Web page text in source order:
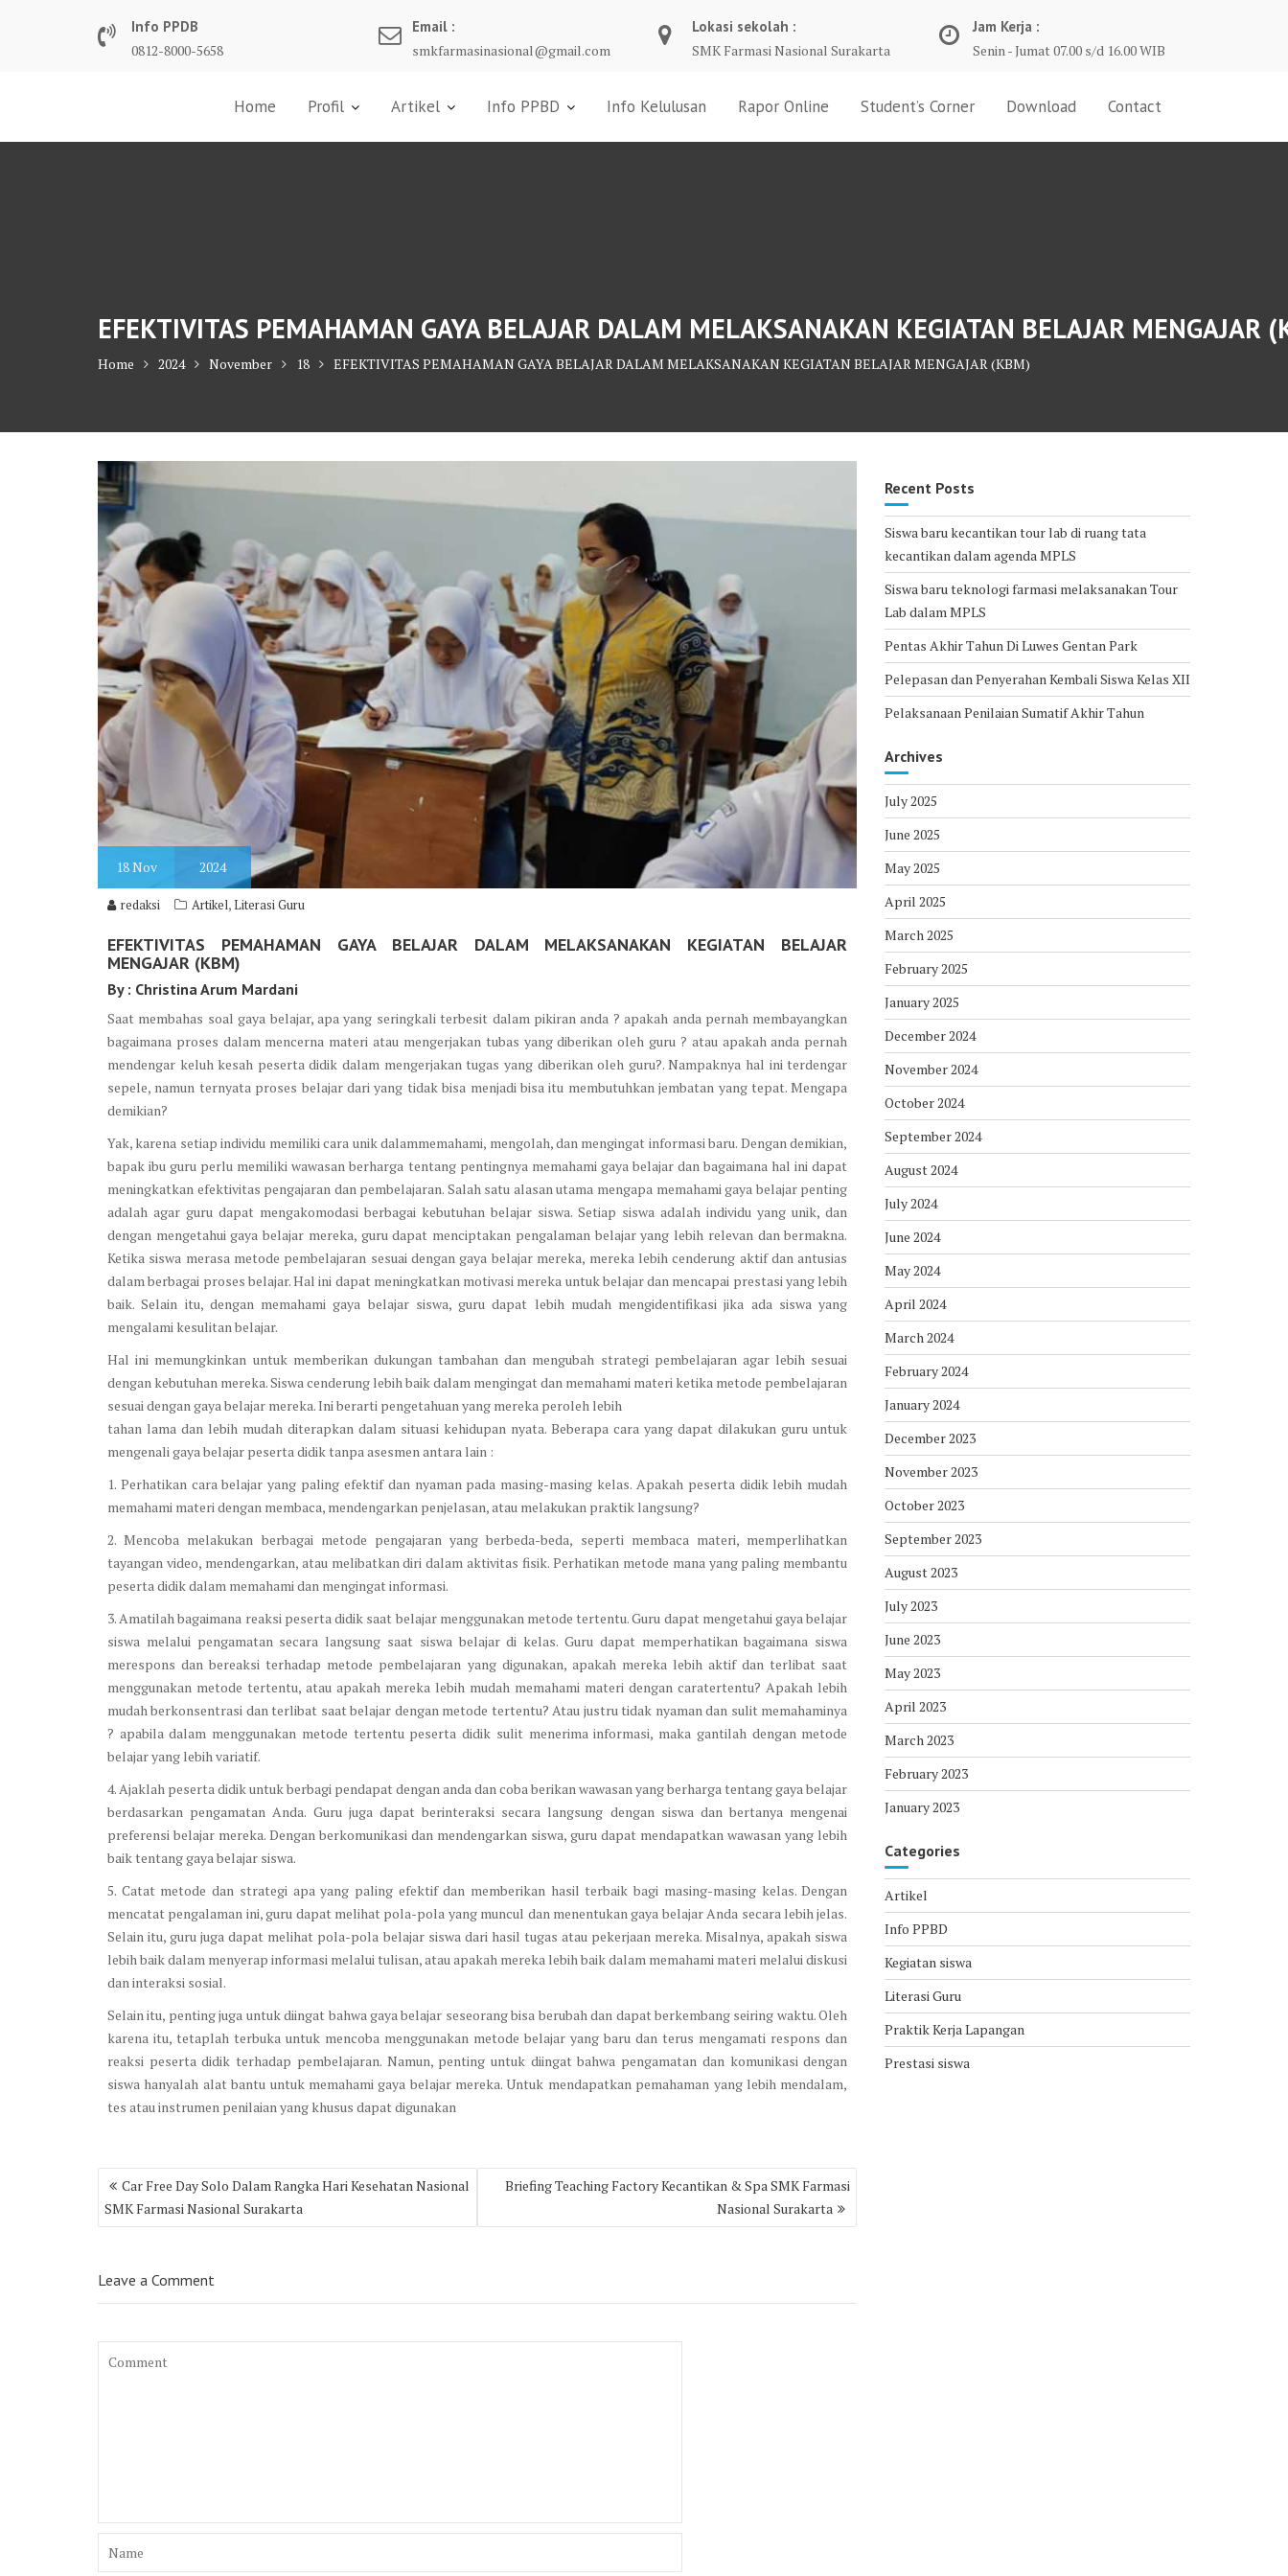
Info PPDB
0812-8000-5658
Email :
smkfarmasinasional@gmail.com
Lokasi sekolah :
SMK Farmasi Nasional Surakarta
Jam Kerja :
Senin - Jumat 07.00 s/d 16.00 WIB
Home Profil Artikel Info PPBD Info Kelulusan Rapor Online Student’s Corner Download Contact
EFEKTIVITAS PEMAHAMAN GAYA BELAJAR DALAM MELAKSANAKAN KEGIATAN BELAJAR MENGAJAR
Home 2024 November 18 EFEKTIVITAS PEMAHAMAN GAYA BELAJAR DALAM MELAKSANAKAN KEGIATAN BELAJAR MENGAJAR (KBM)
18Nov 2024
redaksi Artikel,Literasi Guru
EFEKTIVITAS PEMAHAMAN GAYA BELAJAR DALAM MELAKSANAKAN KEGIATAN BELAJAR
MENGAJAR (KBM)
By : Christina Arum Mardani
Saat membahas soal gaya belajar, apa yang seringkali terbesit dalam pikiran anda ? apakah anda pernah membayangkan
bagaimana proses dalam mencerna materi atau mengerjakan tubas yang diberikan oleh guru ? atau apakah anda pernah
mendengar keluh kesah peserta didik dalam mengerjakan tugas yang diberikan oleh guru?. Nampaknya hal ini terdengar
sepele, namun ternyata proses belajar dari yang tidak bisa menjadi bisa itu membutuhkan jembatan yang tepat. Mengapa
demikian?
Yak, karena setiap individu memiliki cara unik dalammemahami, mengolah, dan mengingat informasi baru. Dengan demikian,
bapak ibu guru perlu memiliki wawasan berharga tentang pentingnya memahami gaya belajar dan bagaimana hal ini dapat
meningkatkan efektivitas pengajaran dan pembelajaran. Salah satu alasan utama mengapa memahami gaya belajar penting
adalah agar guru dapat mengakomodasi berbagai kebutuhan belajar siswa. Setiap siswa adalah individu yang unik, dan
dengan mengetahui gaya belajar mereka, guru dapat menciptakan pengalaman belajar yang lebih relevan dan bermakna.
Ketika siswa merasa metode pembelajaran sesuai dengan gaya belajar mereka, mereka lebih cenderung aktif dan antusias
dalam berbagai proses belajar. Hal ini dapat meningkatkan motivasi mereka untuk belajar dan mencapai prestasi yang lebih
baik. Selain itu, dengan memahami gaya belajar siswa, guru dapat lebih mudah mengidentifikasi jika ada siswa yang
mengalami kesulitan belajar.
Hal ini memungkinkan untuk memberikan dukungan tambahan dan mengubah strategi pembelajaran agar lebih sesuai
dengan kebutuhan mereka. Siswa cenderung lebih baik dalam mengingat dan memahami materi ketika metode pembelajaran
sesuai dengan gaya belajar mereka. Ini berarti pengetahuan yang mereka peroleh lebih
tahan lama dan lebih mudah diterapkan dalam situasi kehidupan nyata. Beberapa cara yang dapat dilakukan guru untuk
mengenali gaya belajar peserta didik tanpa asesmen antara lain :
1. Perhatikan cara belajar yang paling efektif dan nyaman pada masing-masing kelas. Apakah peserta didik lebih mudah
memahami materi dengan membaca, mendengarkan penjelasan, atau melakukan praktik langsung?
2. Mencoba melakukan berbagai metode pengajaran yang berbeda-beda, seperti membaca materi, memperlihatkan
tayangan video, mendengarkan, atau melibatkan diri dalam aktivitas fisik. Perhatikan metode mana yang paling membantu
peserta didik dalam memahami dan mengingat informasi.
3. Amatilah bagaimana reaksi peserta didik saat belajar menggunakan metode tertentu. Guru dapat mengetahui gaya belajar
siswa melalui pengamatan secara langsung saat siswa belajar di kelas. Guru dapat memperhatikan bagaimana siswa
merespons dan bereaksi terhadap metode pembelajaran yang digunakan, apakah mereka lebih aktif dan terlibat saat
menggunakan metode tertentu, atau apakah mereka lebih mudah memahami materi dengan caratertentu? Apakah lebih
mudah berkonsentrasi dan terlibat saat belajar dengan metode tertentu? Atau justru tidak nyaman dan sulit memahaminya
? apabila dalam menggunakan metode tertentu peserta didik sulit menerima informasi, maka gantilah dengan metode
belajar yang lebih variatif.
4. Ajaklah peserta didik untuk berbagi pendapat dengan anda dan coba berikan wawasan yang berharga tentang gaya belajar
berdasarkan pengamatan Anda. Guru juga dapat berinteraksi secara langsung dengan siswa dan bertanya mengenai
preferensi belajar mereka. Dengan berkomunikasi dan mendengarkan siswa, guru dapat mendapatkan wawasan yang lebih
baik tentang gaya belajar siswa.
5. Catat metode dan strategi apa yang paling efektif dan memberikan hasil terbaik bagi masing-masing kelas. Dengan
mencatat pengalaman ini, guru dapat melihat pola-pola yang muncul dan menentukan gaya belajar Anda secara lebih jelas.
Selain itu, guru juga dapat melihat pola-pola belajar siswa dari hasil tugas atau pekerjaan mereka. Misalnya, apakah siswa
lebih baik dalam menyerap informasi melalui tulisan, atau apakah mereka lebih baik dalam memahami materi melalui diskusi
dan interaksi sosial.
Selain itu, penting juga untuk diingat bahwa gaya belajar seseorang bisa berubah dan dapat berkembang seiring waktu. Oleh
karena itu, tetaplah terbuka untuk mencoba menggunakan metode belajar yang baru dan terus mengamati respons dan
reaksi peserta didik terhadap pembelajaran. Namun, penting untuk diingat bahwa pengamatan dan komunikasi dengan
siswa hanyalah alat bantu untuk memahami gaya belajar mereka. Untuk mendapatkan pemahaman yang lebih mendalam,
tes atau instrumen penilaian yang khusus dapat digunakan
Post
navigation
Car Free Day Solo Dalam Rangka Hari Kesehatan Nasional
SMK Farmasi Nasional Surakarta
Briefing Teaching Factory Kecantikan & Spa SMK Farmasi
Nasional Surakarta
Leave a Comment
Recent Posts
Siswa baru kecantikan tour lab di ruang tata
kecantikan dalam agenda MPLS
Siswa baru teknologi farmasi melaksanakan Tour
Lab dalam MPLS
Pentas Akhir Tahun Di Luwes Gentan Park
Pelepasan dan Penyerahan Kembali Siswa Kelas XII
Pelaksanaan Penilaian Sumatif Akhir Tahun
Archives
July 2025
June 2025
May 2025
April 2025
March 2025
February 2025
January 2025
December 2024
November 2024
October 2024
September 2024
August 2024
July 2024
June 2024
May 2024
April 2024
March 2024
February 2024
January 2024
December 2023
November 2023
October 2023
September 2023
August 2023
July 2023
June 2023
May 2023
April 2023
March 2023
February 2023
January 2023
Categories
Artikel
Info PPBD
Kegiatan siswa
Literasi Guru
Praktik Kerja Lapangan
Prestasi siswa